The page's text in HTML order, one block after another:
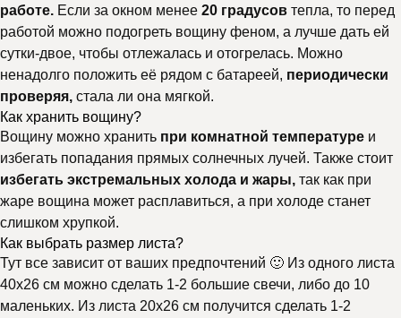
работе. Если за окном менее 20 градусов тепла, то перед
работой можно подогреть вощину феном, а лучше дать ей
сутки-двое, чтобы отлежалась и отогрелась. Можно
ненадолго положить её рядом с батареей, периодически
проверяя, стала ли она мягкой.
Как хранить вощину?
Вощину можно хранить при комнатной температуре и
избегать попадания прямых солнечных лучей. Также стоит
избегать экстремальных холода и жары, так как при
жаре вощина может расплавиться, а при холоде станет
слишком хрупкой.
Как выбрать размер листа?
Тут все зависит от ваших предпочтений 🙂 Из одного листа
40х26 см можно сделать 1-2 большие свечи, либо до 10
маленьких. Из листа 20х26 см получится сделать 1-2